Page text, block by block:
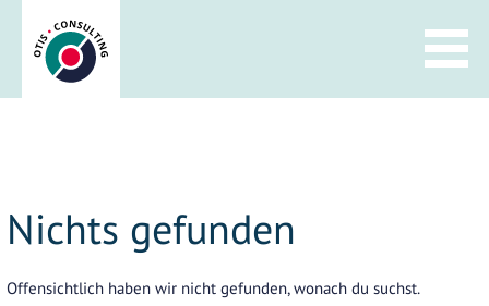
Inhalt
springen
Nichts gefunden
Offensichtlich haben wir nicht gefunden, wonach du suchst.